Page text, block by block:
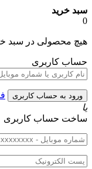
سبد خرید
0
هیچ محصولی در سبد
حساب کاربری
یا
ساخت حساب کاربری